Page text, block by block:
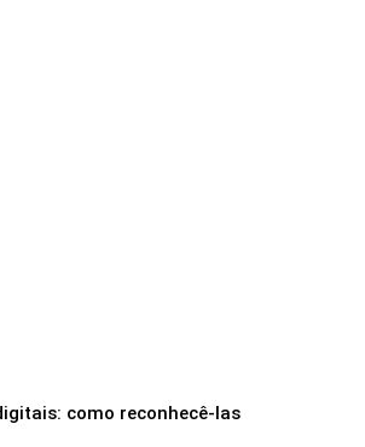
como reconhecê-las